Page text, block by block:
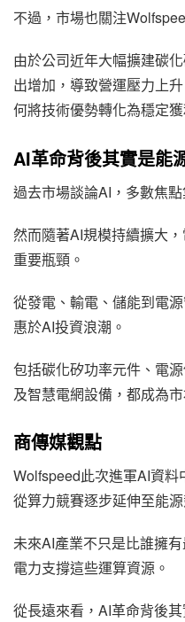
不過，市場也關注
由於公司近年大幅擴建碳
出增加，導致營運壓力上
何將技術優勢轉化為穩定
AI革命背後其實是能
過去市場談論AI，多數焦
然而隨著AI規模持續擴大
重要瓶頸。
從發電、輸電、儲能到電
惠於AI投資浪潮。
包括碳化矽功率元件、電
及智慧電網設備，都成為
商傳媒觀點
Wolfspeed此次進軍AI資
從算力競賽逐步延伸至能源
未來AI產業不只是比誰擁
電力支撐這些運算資源。
從長遠來看，AI革命背後